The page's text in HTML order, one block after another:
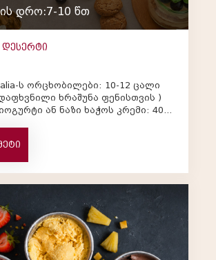
დრო:7-10 წთ
ს ორცხობილები: 10-12 ცალი
ხრაშუნა ფენისთვის )
ან ნაზი ხაჭოს კრემი: 400